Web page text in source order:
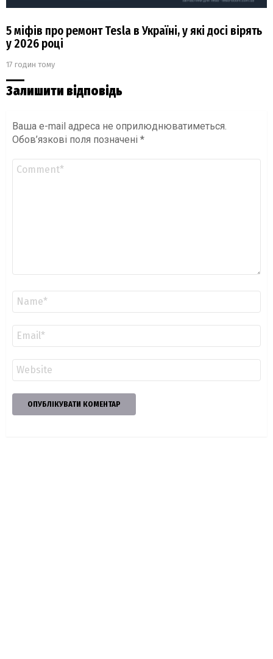
5 міфів про ремонт Tesla в Україні, у які досі вірять
у 2026 році
17 годин тому
Залишити відповідь
Ваша e-mail адреса не оприлюднюватиметься.
Обов’язкові поля позначені *